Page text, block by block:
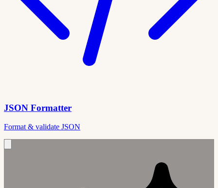
JSON Formatter
Format & validate JSON